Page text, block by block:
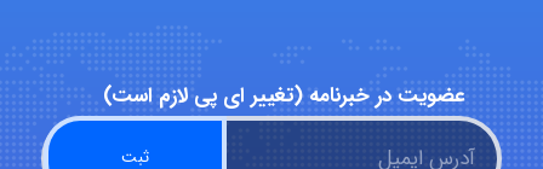
Alirez0990
hosein abdolvand
عضویت در خبرنامه (تغییر ای پی لازم است)